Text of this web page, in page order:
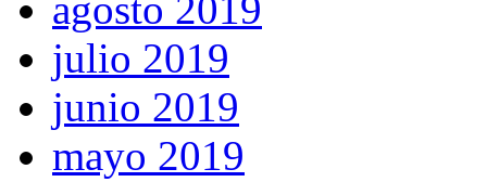
julio 2019
junio 2019
mayo 2019